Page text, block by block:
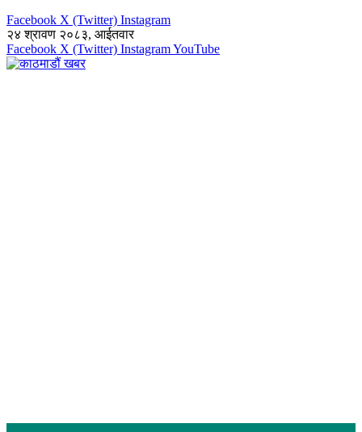
Facebook X (Twitter) Instagram
२४ श्रावण २०८३, आईतवार
Facebook X (Twitter) InstagramYouTube